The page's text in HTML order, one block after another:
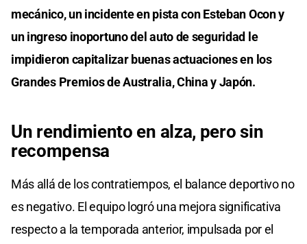
mecánico, un incidente en pista con Esteban Ocon y
un ingreso inoportuno del auto de seguridad le
impidieron capitalizar buenas actuaciones en los
Grandes Premios de Australia, China y Japón.
Un rendimiento en alza, pero sin
recompensa
Más allá de los contratiempos, el balance deportivo no
es negativo. El equipo logró una mejora significativa
respecto a la temporada anterior, impulsada por el